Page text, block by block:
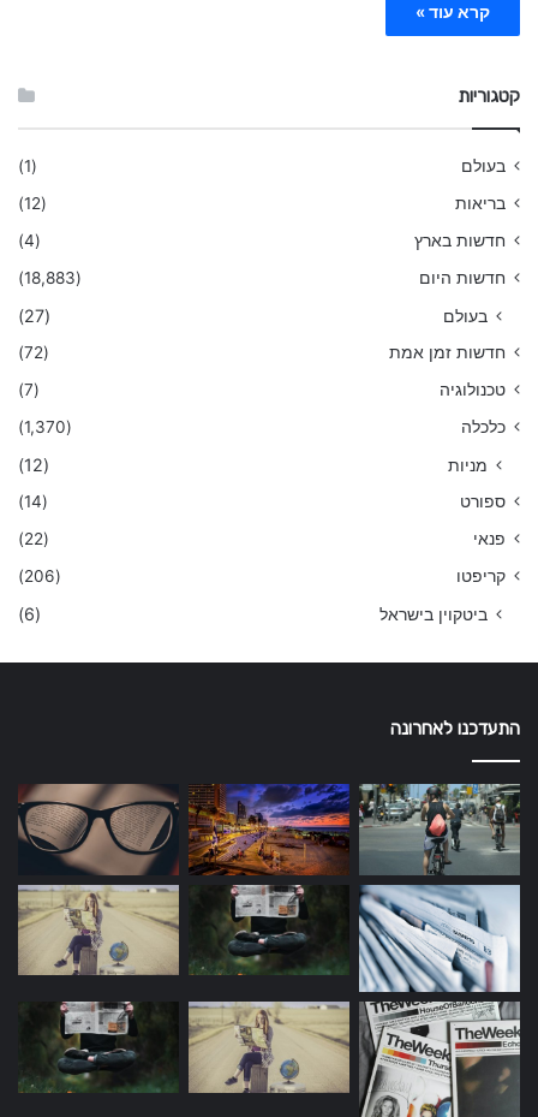
קרא עוד »
קטגוריות
בעולם
(1)
בריאות
(12)
חדשות בארץ
(4)
חדשות היום
(18,883)
בעולם (27)
חדשות זמן אמת
(72)
טכנולוגיה
(7)
כלכלה
(1,370)
מניות (12)
ספורט
(14)
פנאי
(22)
קריפטו
(206)
ביטקוין בישראל (6)
התעדכנו לאחרונה